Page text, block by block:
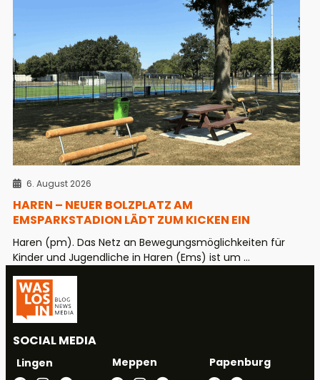
6. August 2026
HAREN – NEUER BOLZPLATZ AM
EMSPARKSTADION LÄDT ZUM KICKEN EIN
Haren (pm). Das Netz an Bewegungsmöglichkeiten für
Kinder und Jugendliche in Haren (Ems) ist um ...
SOCIAL MEDIA
Lingen Meppen Papenburg